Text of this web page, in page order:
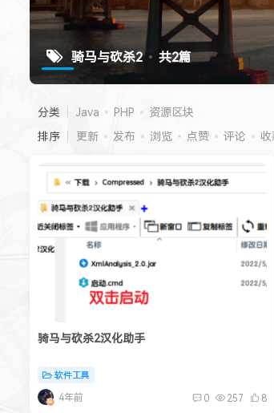
骑马与砍杀2 共2篇
分类 Java PHP
资源区块
排序
更新 发布 浏览 点赞 评论
骑马与砍杀2汉化助手
软件工具
4年前 0 257 8